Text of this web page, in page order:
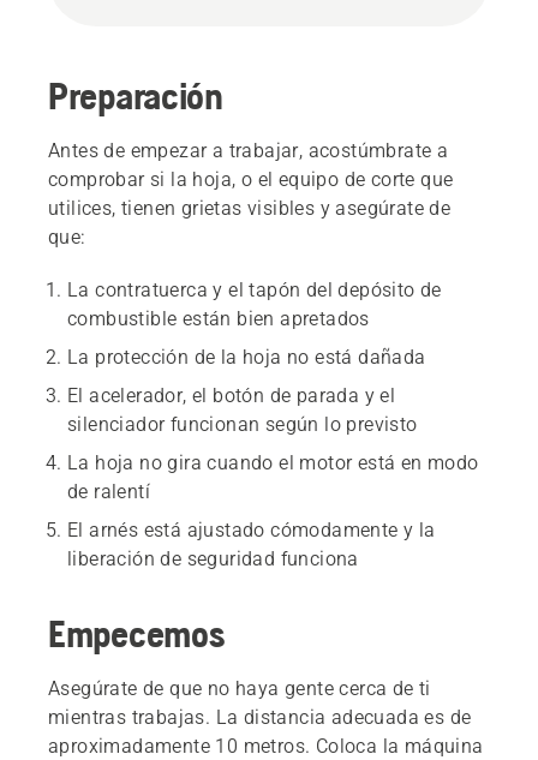
Preparación
Antes de empezar a trabajar, acostúmbrate a
comprobar si la hoja, o el equipo de corte que
utilices, tienen grietas visibles y asegúrate de
que:
La contratuerca y el tapón del depósito de
combustible están bien apretados
La protección de la hoja no está dañada
El acelerador, el botón de parada y el
silenciador funcionan según lo previsto
La hoja no gira cuando el motor está en modo
de ralentí
El arnés está ajustado cómodamente y la
liberación de seguridad funciona
Empecemos
Asegúrate de que no haya gente cerca de ti
mientras trabajas. La distancia adecuada es de
aproximadamente 10 metros. Coloca la máquina